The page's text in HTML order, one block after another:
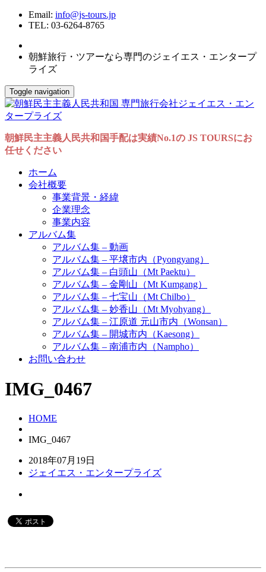
Email: info@js-tours.jp
TEL: 03-6264-8765
朝鮮旅行・ツアーなら専門のジェイエス・エンタープ
ライズ
Toggle navigation
朝鮮民主主義人民共和国手配は実績No.1の JS TOURSにお
任せください
ホーム
会社概要
事業背景・経緯
企業理念
事業内容
アルバム集
アルバム集 – 動画
アルバム集 – 平壌市内（Pyongyang）
アルバム集 – 白頭山（Mt Paektu）
アルバム集 – 金剛山（Mt Kumgang）
アルバム集 – 七宝山（Mt Chilbo）
アルバム集 – 妙香山（Mt Myohyang）
アルバム集 – 江原道 元山市内（Wonsan）
アルバム集 – 開城市内（Kaesong）
アルバム集 – 南浦市内（Nampho）
お問い合わせ
IMG_0467
HOME
IMG_0467
2018年07月19日
ジェイエス・エンタープライズ